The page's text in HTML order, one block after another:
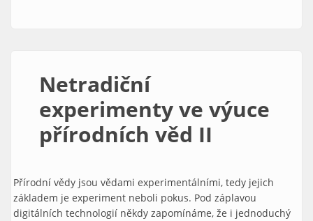
Netradiční
experimenty ve výuce
přírodních věd II
Přírodní vědy jsou vědami experimentálními, tedy jejich
základem je experiment neboli pokus. Pod záplavou
digitálních technologií někdy zapomínáme, že i jednoduchý